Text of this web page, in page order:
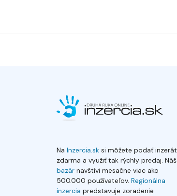
Na Inzercia.sk si môžete podať inzerát
zdarma a využiť tak rýchly predaj. Náš
bazár navštívi mesačne viac ako
500.000 používateľov. Regionálna
inzercia predstavuje zoradenie